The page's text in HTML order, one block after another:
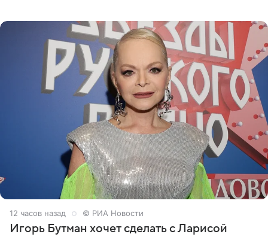
12 часов назад © РИА Новости
Игорь Бутман хочет сделать с Ларисой